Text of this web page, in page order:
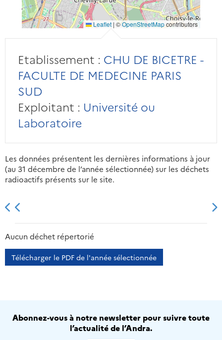
Leaflet | ©OpenStreetMapcontributors
Etablissement : CHU DE BICETRE -
FACULTE DE MEDECINE PARIS
SUD
Exploitant : Université ou
Laboratoire
Les données présentent les dernières informations à jour
(au 31 décembre de l’année sélectionnée) sur les déchets
radioactifs présents sur le site.
2013 2014
Aucun déchet répertorié
Télécharger le PDF de l'année sélectionnée
Abonnez-vous à notre newsletter pour suivre toute
l’actualité de l’Andra.